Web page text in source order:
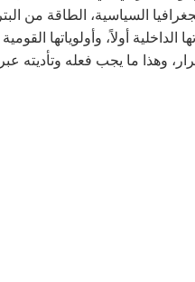
السياسية، الطاقة من
أولاً، وأولوياتها
وهذا ما يجب فعله وتأديته